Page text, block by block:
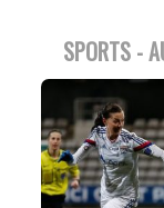
SPORTS -